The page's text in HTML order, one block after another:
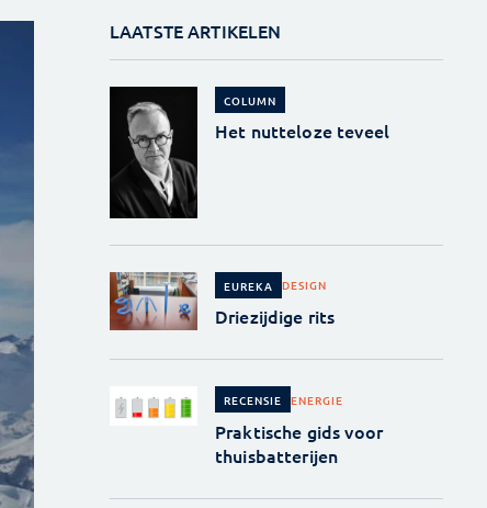
LAATSTE ARTIKELEN
COLUMN
Het nutteloze teveel
EUREKA DESIGN
Driezijdige rits
RECENSIE ENERGIE
Praktische gids voor
thuisbatterijen